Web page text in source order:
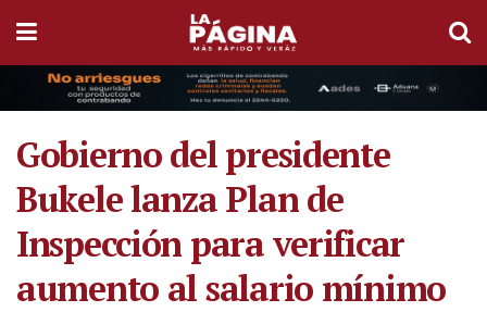
Gobierno del presidente
Bukele lanza Plan de
Inspección para verificar
aumento al salario mínimo